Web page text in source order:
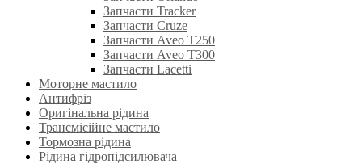
Запчасти Tracker
Запчасти Cruze
Запчасти Aveo T250
Запчасти Aveo T300
Запчасти Lacetti
Моторне мастило
Антифріз
Оригінальна рідина
Трансмісійне мастило
Тормозна рідина
Рідина гідропідсилювача